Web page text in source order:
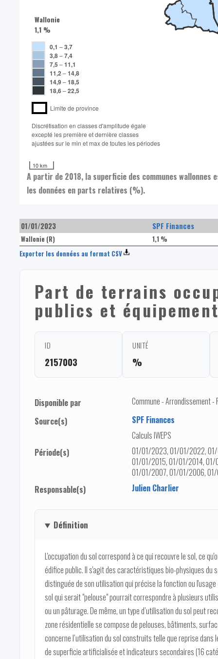
Wallonie
1,1 %
0,1 –3,7
3,8–7,4
7,5 –11,1
11,2 –14,8
14,9–18,5
18,6–22,5
Limite de province
Discrétisation en classes d'amplitude égale​
excepté les première et dernière classes
ajustées sur le min et max de toutes les périodes
10 km
A partir de 2018, la superficie des communes
les données en parts relatives (%).
01/01/2023 SPF Finances
Wallonie (R)
1,1 %
Exporter les données au format CSV
Part de terrains
publics et
ID
2157003
UNITÉ
%
Disponible par
Commune - Arrondissement -
Source(s)
SPF Finances
Calculs IWEPS
Période(s)
01/01/2023, 01/01/2022,
01/01/2015, 01/01/2014,
01/01/2007, 01/01/2006,
Responsable(s)
Julien Charlier
Définition
L'occupation du sol correspond à ce qui recouvre le sol, ce
édifice public. Il s'agit des caractéristiques bio-physiques du
distinguée de son utilisation qui précise la fonction ou
sol qui serait "pelouse" pourrait correspondre à plusieurs
ou un pâturage. De même, un type d’utilisation du sol peut
zone résidentielle se compose de pelouses, bâtiments,
concerne l’utilisation du sol construits telle que reprise dans
de superficie artificialisée et indicateurs secondaires (16